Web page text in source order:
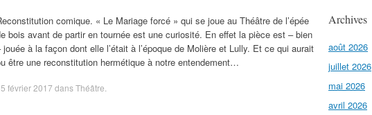
comique. « Le Mariage forcé » qui se joue au Théâtre de l’épée
bois avant de partir en tournée est une curiosité. En effet la pièce est – bien
jouée à la façon dont elle l’était à l’époque de Molière et Lully. Et ce qui aurait
être une reconstitution hermétique à notre entendement…
février 2017 dansThéâtre
Archives
août 2026
juillet 2026
mai 2026
avril 2026